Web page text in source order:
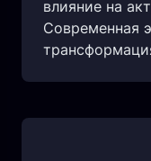
влияние на
Современная